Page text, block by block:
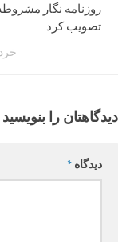
روزنامه نگار
تصویب کرد
خرداد
دیدگاهتان را بنویسید
دیدگاه *